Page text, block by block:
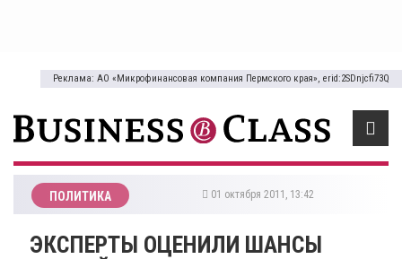
Реклама: АО «Микрофинансовая компания Пермского края», erid:2SDnjcfi73Q
ПОЛИТИКА 01 октября 2011, 13:42
ЭКСПЕРТЫ ОЦЕНИЛИ ШАНСЫ